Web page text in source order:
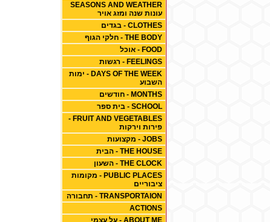
SEASONS AND WEATHER
עונות שנה ומזג אויר
CLOTHES - בגדים
THE BODY - חלקי הגוף
FOOD - אוכל
FEELINGS - רגשות
DAYS OF THE WEEK - ימות
השבוע
MONTHS - חודשים
SCHOOL - בית ספר
FRUIT AND VEGETABLES -
פירות וירקות
JOBS - מקצועות
THE HOUSE - הבית
THE CLOCK - השעון
PUBLIC PLACES - מקומות
ציבוריים
TRANSPORTAION - תחבורה
ACTIONS
ABOUT ME - על עצמי